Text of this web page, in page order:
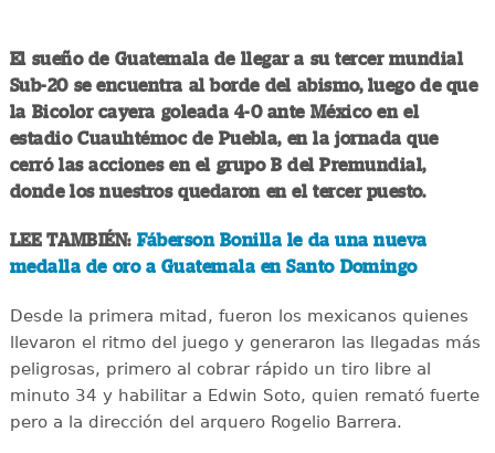
El sueño de Guatemala de llegar a su tercer mundial
Sub-20 se encuentra al borde del abismo, luego de que
la Bicolor cayera goleada 4-0 ante México en el
estadio Cuauhtémoc de Puebla, en la jornada que
cerró las acciones en el grupo B del Premundial,
donde los nuestros quedaron en el tercer puesto.
LEE TAMBIÉN: Fáberson Bonilla le da una nueva
medalla de oro a Guatemala en Santo Domingo
Desde la primera mitad, fueron los mexicanos quienes
llevaron el ritmo del juego y generaron las llegadas más
peligrosas, primero al cobrar rápido un tiro libre al
minuto 34 y habilitar a Edwin Soto, quien remató fuerte
pero a la dirección del arquero Rogelio Barrera.